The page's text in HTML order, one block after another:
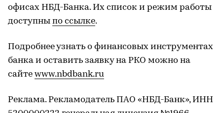
офисах НБД-Банка. Их список и режим работы
доступны по ссылке.
Подробнее узнать о финансовых инструментах
банка и оставить заявку на РКО можно на
сайте www.nbdbank.ru
Реклама. Рекламодатель ПАО «НБД-Банк», ИНН